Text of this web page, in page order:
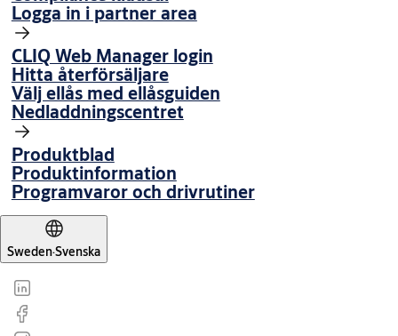
Logga in i partner area
CLIQ Web Manager login
Hitta återförsäljare
Välj ellås med ellåsguiden
Nedladdningscentret
Produktblad
Produktinformation
Programvaror och drivrutiner
Sweden·Svenska